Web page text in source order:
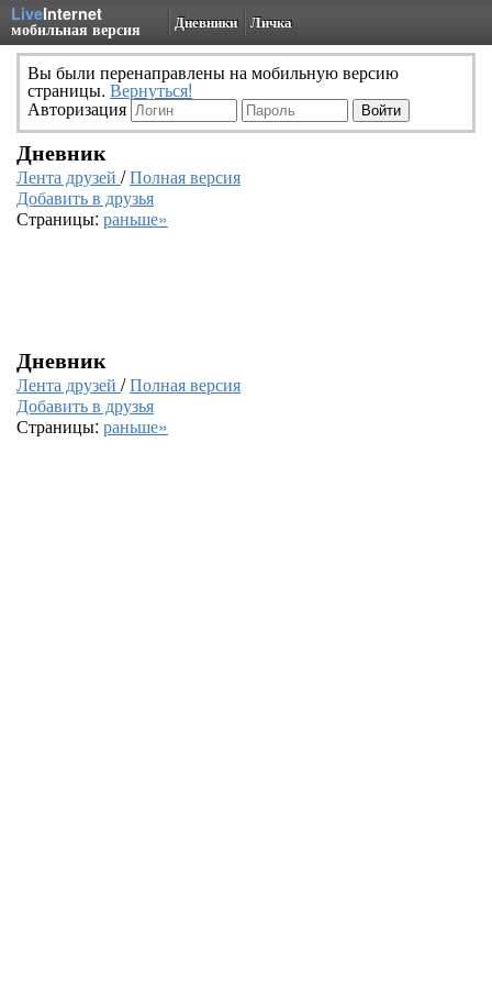
LiveInternet
мобильная версия Дневники Личка
Вы были перенаправлены на мобильную версию
страницы. Вернуться!
Авторизация
Дневник
Лента друзей /Полная версия
Добавить в друзья
Страницы: раньше»
Дневник
Лента друзей /Полная версия
Добавить в друзья
Страницы: раньше»